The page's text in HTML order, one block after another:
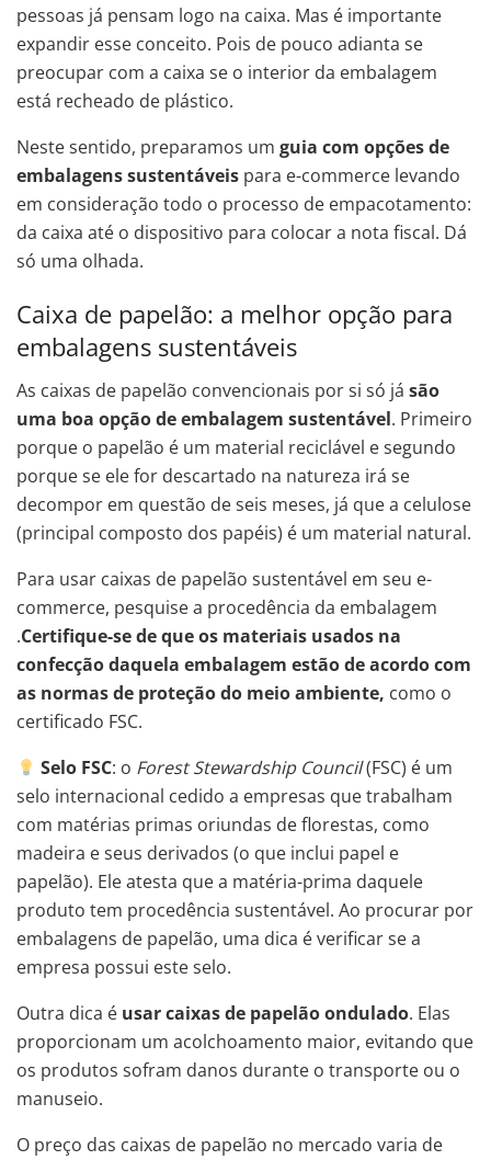
pessoas já pensam logo na caixa. Mas é importante
expandir esse conceito. Pois de pouco adianta se
preocupar com a caixa se o interior da embalagem
está recheado de plástico.
Neste sentido, preparamos um guia com opções de
embalagens sustentáveis para e-commerce levando
em consideração todo o processo de empacotamento:
da caixa até o dispositivo para colocar a nota fiscal. Dá
só uma olhada.
Caixa de papelão: a melhor opção para
embalagens sustentáveis
As caixas de papelão convencionais por si só já são
uma boa opção de embalagem sustentável. Primeiro
porque o papelão é um material reciclável e segundo
porque se ele for descartado na natureza irá se
decompor em questão de seis meses, já que a celulose
(principal composto dos papéis) é um material natural.
Para usar caixas de papelão sustentável em seu e-
commerce, pesquise a procedência da embalagem
.Certifique-se de que os materiais usados na
confecção daquela embalagem estão de acordo com
as normas de proteção do meio ambiente, como o
certificado FSC.
Selo FSC: o Forest Stewardship Council(FSC) é um
selo internacional cedido a empresas que trabalham
com matérias primas oriundas de florestas, como
madeira e seus derivados (o que inclui papel e
papelão). Ele atesta que a matéria-prima daquele
produto tem procedência sustentável. Ao procurar por
embalagens de papelão, uma dica é verificar se a
empresa possui este selo.
Outra dica é usar caixas de papelão ondulado. Elas
proporcionam um acolchoamento maior, evitando que
os produtos sofram danos durante o transporte ou o
manuseio.
O preço das caixas de papelão no mercado varia de